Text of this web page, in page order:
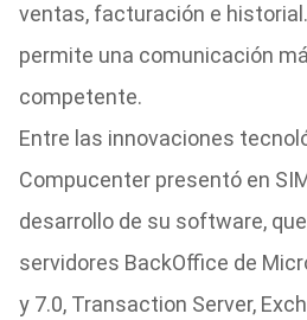
ventas, facturación e
permite una comunicación
competente.
Entre las innovaciones
Compucenter presentó en
desarrollo de su software,
servidores BackOffice de
y 7.0, Transaction Server,